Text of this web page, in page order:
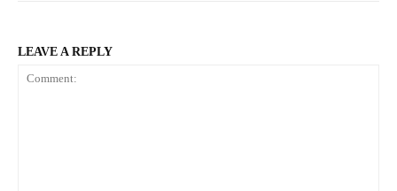
LEAVE A REPLY